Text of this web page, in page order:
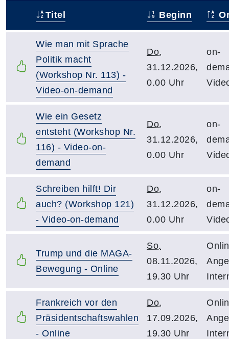
Titel Beginn
Wie man mit Sprache
Politik macht
(Workshop Nr. 113) -
Video-on-demand
Do.
31.12.2026,
0.00 Uhr
on-
Wie ein Gesetz
entsteht (Workshop Nr.
116) - Video-on-
demand
Do.
31.12.2026,
0.00 Uhr
on-
Schreiben hilft! Dir
auch? (Workshop 121)
- Video-on-demand
Do.
31.12.2026,
0.00 Uhr
on-
Trump und die MAGA-
Bewegung - Online
So.
08.11.2026,
19.30 Uhr
Frankreich vor den
Präsidentschaftswahlen
- Online
Do.
17.09.2026,
19.30 Uhr